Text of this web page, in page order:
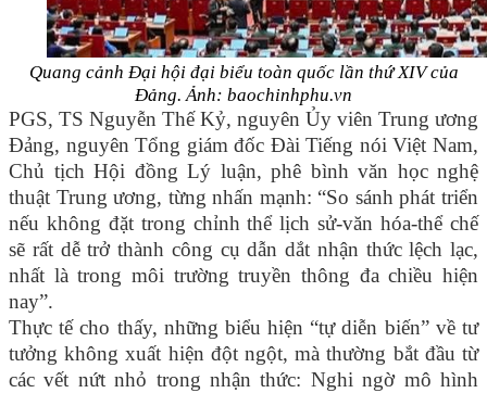
Quang cảnh Đại hội đại biểu toàn quốc lần thứ XIV của
Đảng. Ảnh: baochinhphu.vn
PGS, TS Nguyễn Thế Kỷ, nguyên Ủy viên Trung ương
Đảng, nguyên Tổng giám đốc Đài Tiếng nói Việt Nam,
Chủ tịch Hội đồng Lý luận, phê bình văn học nghệ
thuật Trung ương, từng nhấn mạnh: “So sánh phát triển
nếu không đặt trong chỉnh thể lịch sử-văn hóa-thể chế
sẽ rất dễ trở thành công cụ dẫn dắt nhận thức lệch lạc,
nhất là trong môi trường truyền thông đa chiều hiện
nay”.
Thực tế cho thấy, những biểu hiện “tự diễn biến” về tư
tưởng không xuất hiện đột ngột, mà thường bắt đầu từ
các vết nứt nhỏ trong nhận thức: Nghi ngờ mô hình